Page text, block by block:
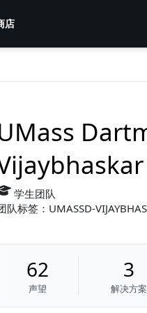
店
学生团队
队标签：UMASSD-
62
声望
3
解决方案